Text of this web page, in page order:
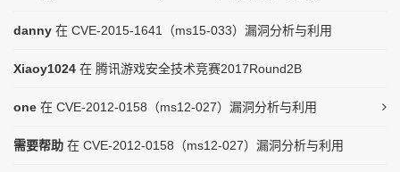
danny 在 CVE-2015-1641（ms15-033）漏洞分析与利用
Xiaoy1024 在 腾讯游戏安全技术竞赛2017Round2B
one 在 CVE-2012-0158（ms12-027）漏洞分析与利用
需要帮助 在 CVE-2012-0158（ms12-027）漏洞分析与利用